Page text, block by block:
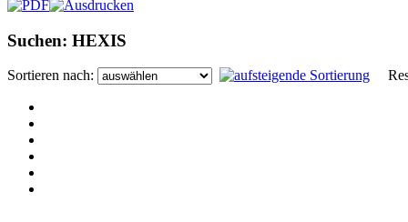
Suchen: HEXIS
Sortieren nach: